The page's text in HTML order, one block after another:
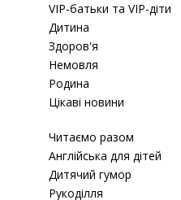
VIP-батьки та VIP-діти
Дитина
Здоров'я
Немовля
Родина
Цікаві новини
Читаємо разом
Англійська для дітей
Дитячий гумор
Рукоділля